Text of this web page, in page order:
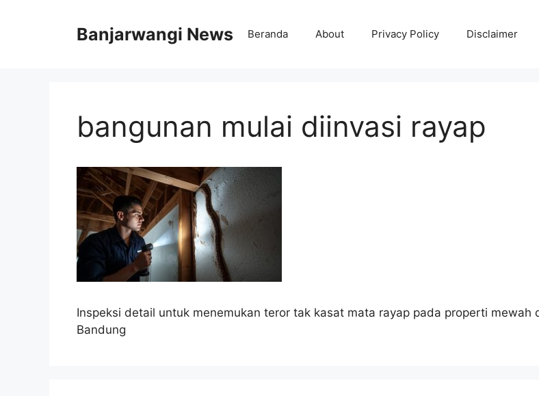
Banjarwangi News Beranda About Privacy Policy Disclaimer
bangunan mulai diinvasi rayap
Inspeksi detail untuk menemukan teror tak kasat mata rayap pada properti mewah
Bandung